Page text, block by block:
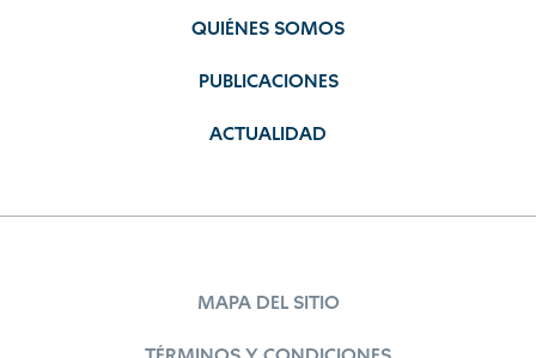
QUIÉNES SOMOS
PUBLICACIONES
ACTUALIDAD
MAPA DEL SITIO